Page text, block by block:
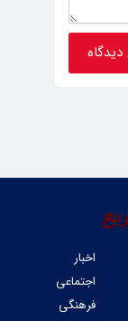
اخبار
اجتماعی
فرهنگی